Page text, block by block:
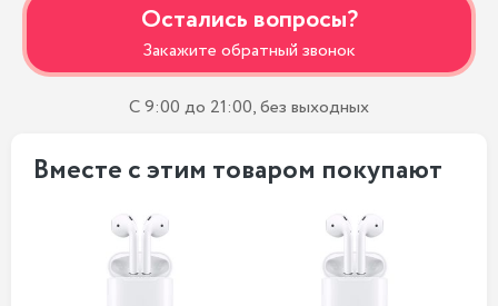
Остались вопросы?
Закажите обратный звонок
С 9:00 до 21:00, без выходных
Вместе с этим товаром покупают